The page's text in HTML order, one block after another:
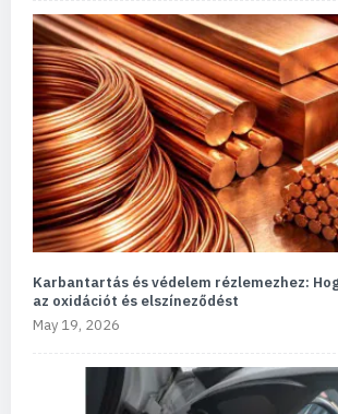
Karbantartás és védelem rézlemezhez:
az oxidációt és elszíneződést
May 19, 2026